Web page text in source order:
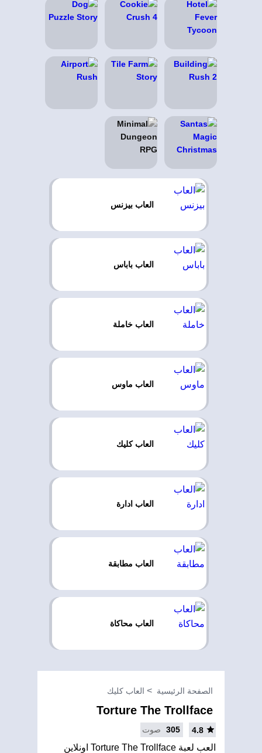
العاب بيزنس
العاب باباس
العاب خاملة
العاب ماوس
العاب كليك
العاب ادارة
العاب مطابقة
العاب محاكاة
الصفحة الرئيسية العاب كليك
Torture The Trollface
4.8
305 صوت
العب لعبة Torture The Trollface اونلاين